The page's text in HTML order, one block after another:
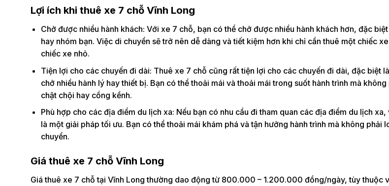
Lợi ích khi thuê xe 7 chỗ Vĩnh Long
Chở được nhiều hành khách: Với xe 7 chỗ, bạn có thể chở được nhiều hành khách hơn, đặc
hay nhóm bạn. Việc di chuyển sẽ trở nên dễ dàng và tiết kiệm hơn khi chỉ cần thuê một chiếc
chiếc xe nhỏ.
Tiện lợi cho các chuyến đi dài: Thuê xe 7 chỗ cũng rất tiện lợi cho các chuyến đi dài, đặc biệt
chở nhiều hành lý hay thiết bị. Bạn có thể thoải mái và thoải mái trong suốt hành trình mà
chật chội hay cồng kềnh.
Phù hợp cho các địa điểm du lịch xa: Nếu bạn có nhu cầu đi tham quan các địa điểm du lịch
là một giải pháp tối ưu. Bạn có thể thoải mái khám phá và tận hưởng hành trình mà không phải
chuyển.
Giá thuê xe 7 chỗ Vĩnh Long
Giá thuê xe 7 chỗ tại Vĩnh Long thường dao động từ 800.000 – 1.200.000 đồng/ngày, tùy thuộc